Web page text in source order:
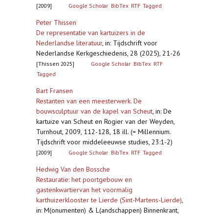
[2009] Google Scholar BibTex RTF Tagged
Peter Thissen
De representatie van kartuizers in de
Nederlandse literatuur, in: Tijdschrift voor
Nederlandse Kerkgeschiedenis, 28 (2025), 21-26
[Thissen 2025] Google Scholar BibTex RTF
Tagged
Bart Fransen
Restanten van een meesterwerk. De
bouwsculptuur van de kapel van Scheut, in: De
kartuize van Scheut en Rogier van der Weyden,
Turnhout, 2009, 112-128, 18 ill. (= Millennium.
Tijdschrift voor middeleeuwse studies, 23:1-2)
[2009] Google Scholar BibTex RTF Tagged
Hedwig Van den Bossche
Restauratie: het poortgebouw en
gastenkwartiervan het voormalig
karthuizerklooster te Lierde (Sint-Martens-Lierde),
in: M(onumenten) & L(andschappen) Binnenkrant,